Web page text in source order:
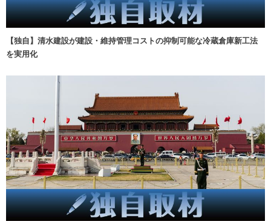
【独自】清水建設が建設・維持管理コストの抑制可能な冷蔵倉庫新工法
を実用化